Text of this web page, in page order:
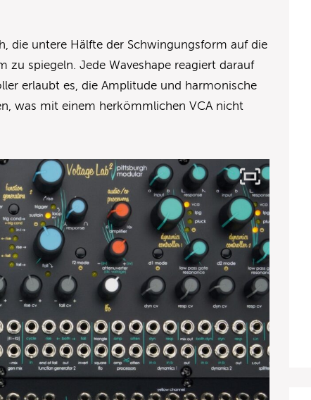
die untere Hälfte der Schwingungsform auf die
zu spiegeln. Jede Waveshape reagiert darauf
erlaubt es, die Amplitude und harmonische
was mit einem herkömmlichen VCA nicht